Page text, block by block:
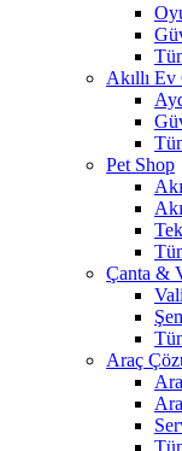
Akıllı
Pet Shop
Çanta &
Araç